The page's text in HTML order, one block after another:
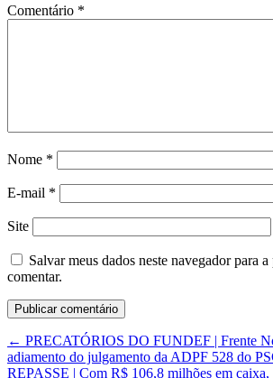
Comentário *
Nome *
E-mail *
Site
Salvar meus dados neste navegador para
comentar.
← PRECATÓRIOS DO FUNDEF | Frente
adiamento do julgamento da ADPF 528 do
REPASSE | Com R$ 106,8 milhões em caixa,